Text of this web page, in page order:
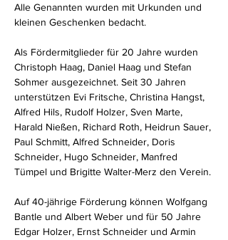
Alle Genannten wurden mit Urkunden und
kleinen Geschenken bedacht.
Als Fördermitglieder für 20 Jahre wurden
Christoph Haag, Daniel Haag und Stefan
Sohmer ausgezeichnet. Seit 30 Jahren
unterstützen Evi Fritsche, Christina Hangst,
Alfred Hils, Rudolf Holzer, Sven Marte,
Harald Nießen, Richard Roth, Heidrun Sauer,
Paul Schmitt, Alfred Schneider, Doris
Schneider, Hugo Schneider, Manfred
Tümpel und Brigitte Walter-Merz den Verein.
Auf 40-jährige Förderung können Wolfgang
Bantle und Albert Weber und für 50 Jahre
Edgar Holzer, Ernst Schneider und Armin